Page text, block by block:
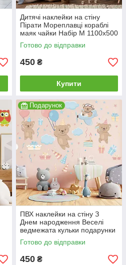
Дитячі наклейки на стіну
Пірати Мореплавці кораблі
маяк чайки Набір M 1100х500
мм матова Happy Pocket
Готово до відправки
450 ₴
Купити
Подарунок
ПВХ наклейки на стіну З
Днем народження Веселі
ведмежата кульки подарунки
хмари Набір М 1000х500 мм
матова
Готово до відправки
450 ₴